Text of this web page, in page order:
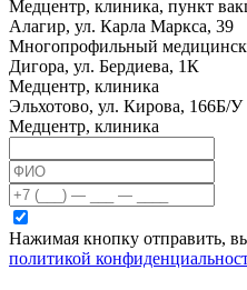
Медцентр, клиника, пункт
Алагир, ул. Карла Маркса, 39
Многопрофильный
Дигора, ул. Бердиева, 1К
Медцентр, клиника
Эльхотово, ул. Кирова, 166Б/У
Медцентр, клиника
Нажимая кнопку отправить,
политикой